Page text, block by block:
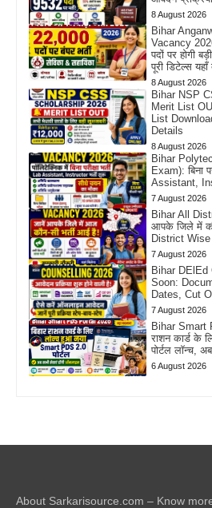
8 August 2026
Bihar
Vacancy
पदों पर होगी
पूरी डिटेल्स
8 August 2026
Bihar NSP
Merit List
List
Details
8 August 2026
Bihar
Exam): बिना
Assistant,
7 August 2026
Bihar All
आपके जिले में
District
7 August 2026
Bihar DElEd
Soon:
Dates, Cut
7 August 2026
Bihar Smart
राशन कार्ड के
पोर्टल लॉन्च,
6 August 2026
About Sarkarisource.com – Know